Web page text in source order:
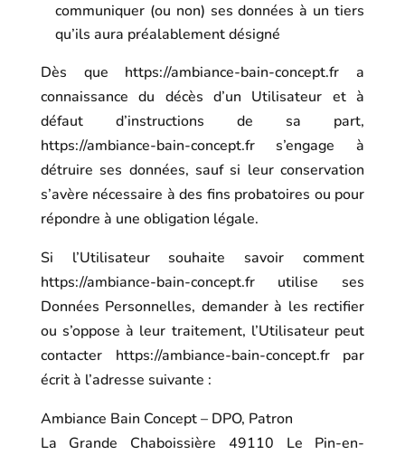
communiquer (ou non) ses données à un tiers
qu’ils aura préalablement désigné
Dès que https://ambiance-bain-concept.fr a
connaissance du décès d’un Utilisateur et à
défaut d’instructions de sa part,
https://ambiance-bain-concept.frs’engage à
détruire ses données, sauf si leur conservation
s’avère nécessaire à des fins probatoires ou pour
répondre à une obligation légale.
Si l’Utilisateur souhaite savoir comment
https://ambiance-bain-concept.frutilise ses
Données Personnelles, demander à les rectifier
ou s’oppose à leur traitement, l’Utilisateur peut
contacter https://ambiance-bain-concept.frpar
écrit à l’adresse suivante :
Ambiance Bain Concept – DPO, Patron
La Grande Chaboissière 49110 Le Pin-en-